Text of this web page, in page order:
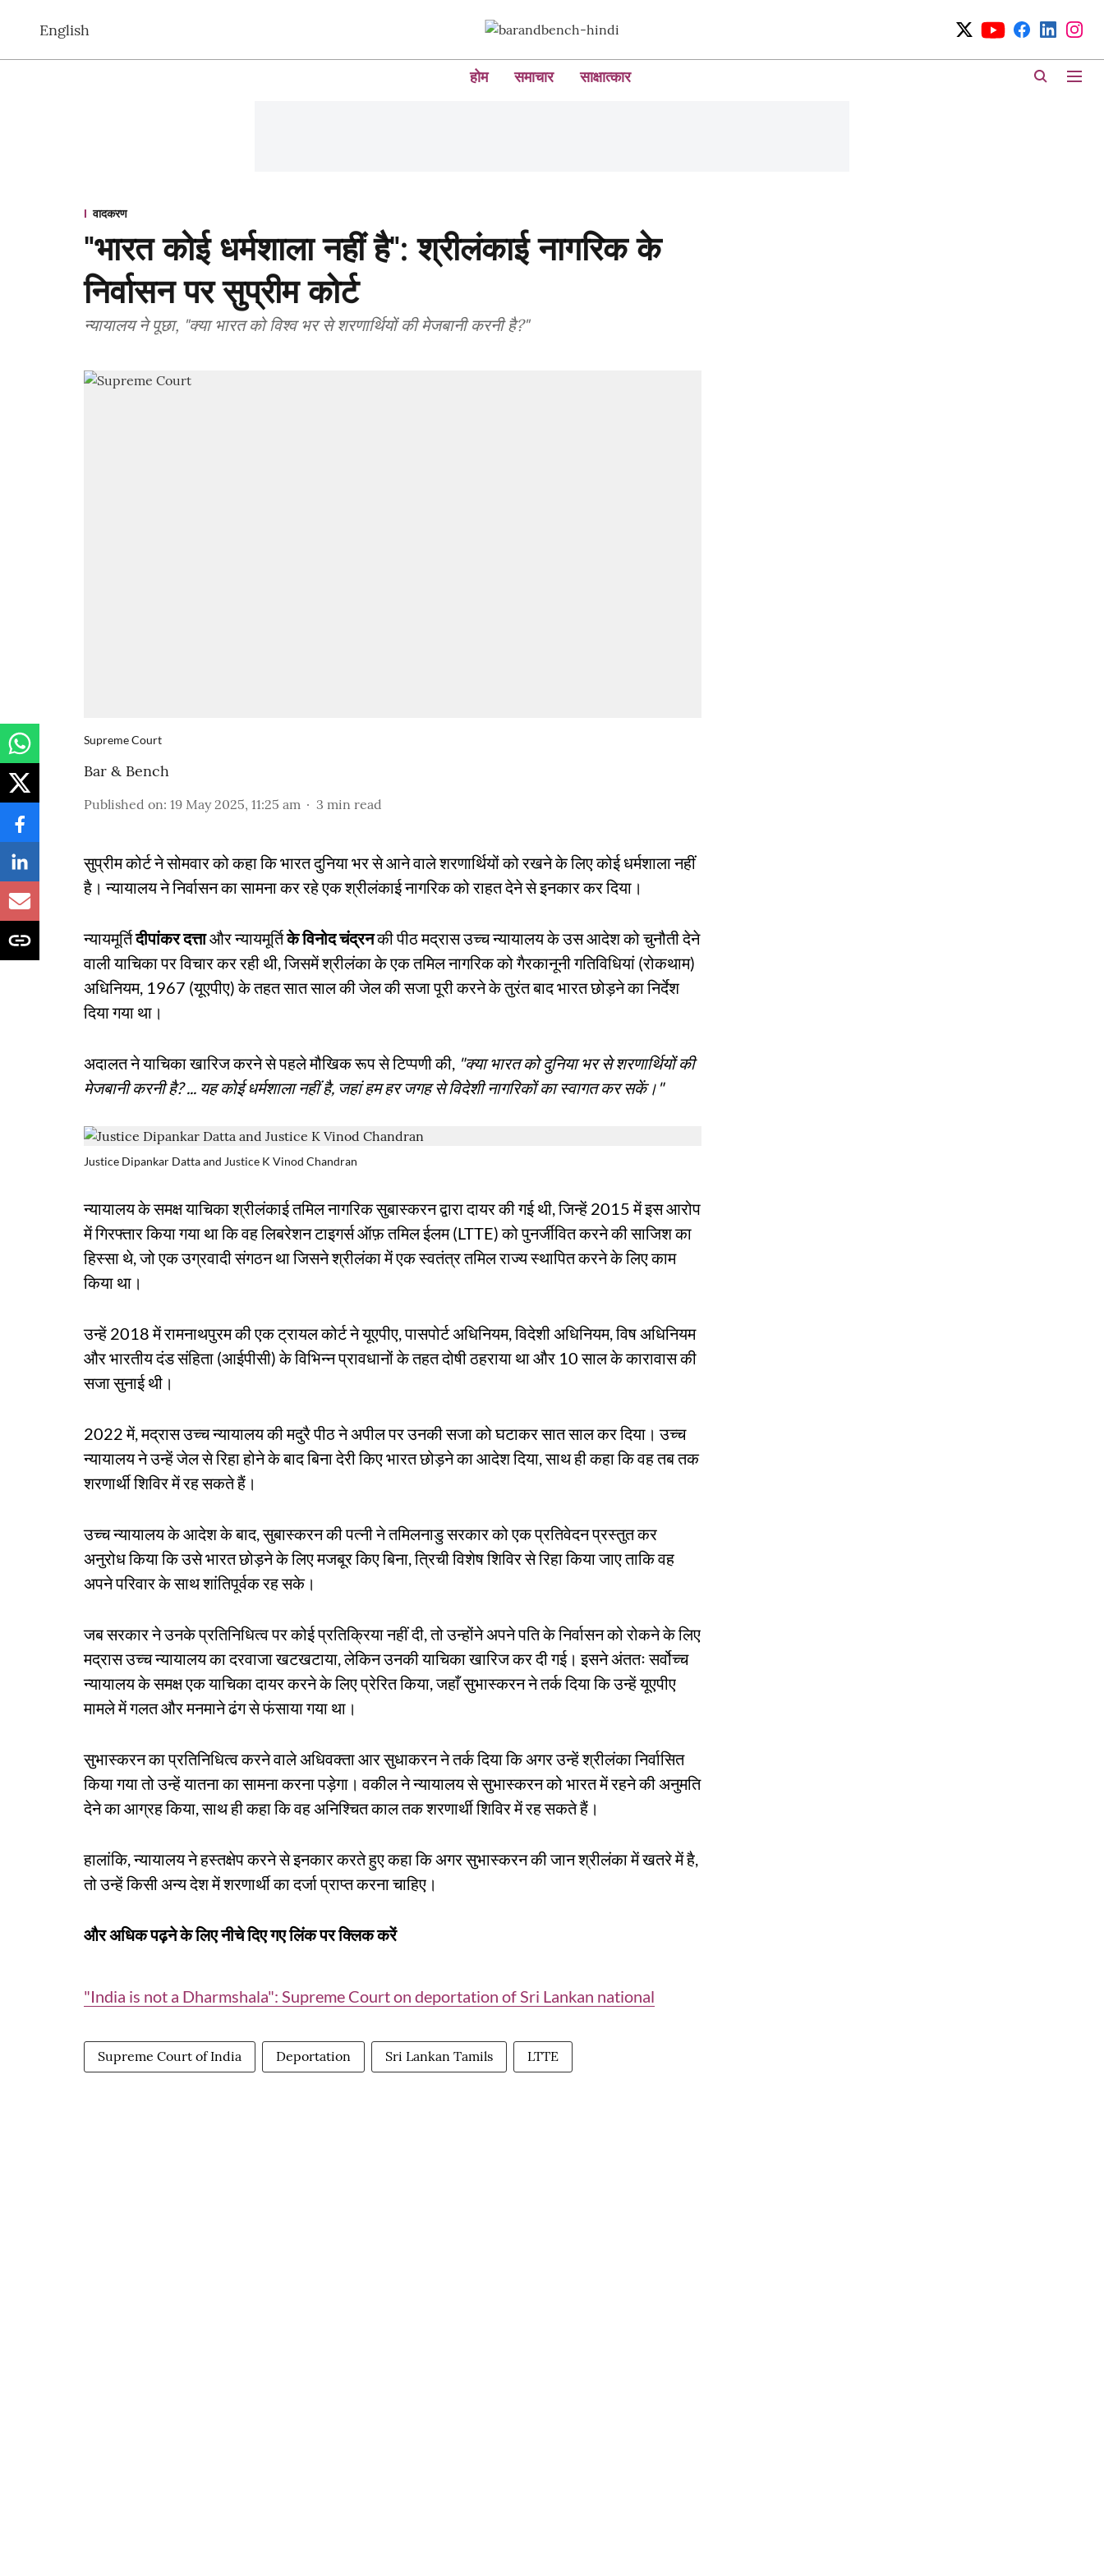
English
होम समाचार साक्षात्कार
वादकरण
"भारत कोई धर्मशाला नहीं है": श्रीलंकाई नागरिक के
निर्वासन पर सुप्रीम कोर्ट
न्यायालय ने पूछा, "क्या भारत को विश्व भर से शरणार्थियों की मेजबानी करनी है?"
Supreme Court
Bar & Bench
Published on: 19 May 2025, 11:25 am 3 min read
सुप्रीम कोर्ट ने सोमवार को कहा कि भारत दुनिया भर से आने वाले शरणार्थियों को रखने के लिए कोई धर्मशाला नहीं
है। न्यायालय ने निर्वासन का सामना कर रहे एक श्रीलंकाई नागरिक को राहत देने से इनकार कर दिया।
न्यायमूर्तिदीपांकर दत्ताऔर न्यायमूर्तिके विनोद चंद्रनकी पीठ मद्रास उच्च न्यायालय के उस आदेश को चुनौती देने
वाली याचिका पर विचार कर रही थी, जिसमें श्रीलंका के एक तमिल नागरिक को गैरकानूनी गतिविधियां (रोकथाम)
अधिनियम, 1967 (यूएपीए) के तहत सात साल की जेल की सजा पूरी करने के तुरंत बाद भारत छोड़ने का निर्देश
दिया गया था।
अदालत ने याचिका खारिज करने से पहले मौखिक रूप से टिप्पणी की, "क्या भारत को दुनिया भर से शरणार्थियों की
मेजबानी करनी है? ... यह कोई धर्मशाला नहीं है, जहां हम हर जगह से विदेशी नागरिकों का स्वागत कर सकें।"
Justice Dipankar Datta and Justice K Vinod Chandran
न्यायालय के समक्ष याचिका श्रीलंकाई तमिल नागरिक सुबास्करन द्वारा दायर की गई थी, जिन्हें 2015 में इस आरोप
में गिरफ्तार किया गया था कि वह लिबरेशन टाइगर्स ऑफ़ तमिल ईलम (LTTE) को पुनर्जीवित करने की साजिश का
हिस्सा थे, जो एक उग्रवादी संगठन था जिसने श्रीलंका में एक स्वतंत्र तमिल राज्य स्थापित करने के लिए काम
किया था।
उन्हें 2018 में रामनाथपुरम की एक ट्रायल कोर्ट ने यूएपीए, पासपोर्ट अधिनियम, विदेशी अधिनियम, विष अधिनियम
और भारतीय दंड संहिता (आईपीसी) के विभिन्न प्रावधानों के तहत दोषी ठहराया था और 10 साल के कारावास की
सजा सुनाई थी।
2022 में, मद्रास उच्च न्यायालय की मदुरै पीठ ने अपील पर उनकी सजा को घटाकर सात साल कर दिया। उच्च
न्यायालय ने उन्हें जेल से रिहा होने के बाद बिना देरी किए भारत छोड़ने का आदेश दिया, साथ ही कहा कि वह तब तक
शरणार्थी शिविर में रह सकते हैं।
उच्च न्यायालय के आदेश के बाद, सुबास्करन की पत्नी ने तमिलनाडु सरकार को एक प्रतिवेदन प्रस्तुत कर
अनुरोध किया कि उसे भारत छोड़ने के लिए मजबूर किए बिना, त्रिची विशेष शिविर से रिहा किया जाए ताकि वह
अपने परिवार के साथ शांतिपूर्वक रह सके।
जब सरकार ने उनके प्रतिनिधित्व पर कोई प्रतिक्रिया नहीं दी, तो उन्होंने अपने पति के निर्वासन को रोकने के लिए
मद्रास उच्च न्यायालय का दरवाजा खटखटाया, लेकिन उनकी याचिका खारिज कर दी गई। इसने अंततः सर्वोच्च
न्यायालय के समक्ष एक याचिका दायर करने के लिए प्रेरित किया, जहाँ सुभास्करन ने तर्क दिया कि उन्हें यूएपीए
मामले में गलत और मनमाने ढंग से फंसाया गया था।
सुभास्करन का प्रतिनिधित्व करने वाले अधिवक्ता आर सुधाकरन ने तर्क दिया कि अगर उन्हें श्रीलंका निर्वासित
किया गया तो उन्हें यातना का सामना करना पड़ेगा। वकील ने न्यायालय से सुभास्करन को भारत में रहने की अनुमति
देने का आग्रह किया, साथ ही कहा कि वह अनिश्चित काल तक शरणार्थी शिविर में रह सकते हैं।
हालांकि, न्यायालय ने हस्तक्षेप करने से इनकार करते हुए कहा कि अगर सुभास्करन की जान श्रीलंका में खतरे में है,
तो उन्हें किसी अन्य देश में शरणार्थी का दर्जा प्राप्त करना चाहिए।
और अधिक पढ़ने के लिए नीचे दिए गए लिंक पर क्लिक करें
"India is not a Dharmshala": Supreme Court on deportation of Sri Lankan national
Supreme Court of India Deportation Sri Lankan Tamils LTTE